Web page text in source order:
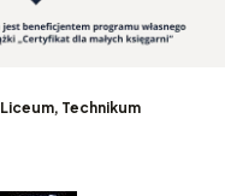
Liceum, Technikum